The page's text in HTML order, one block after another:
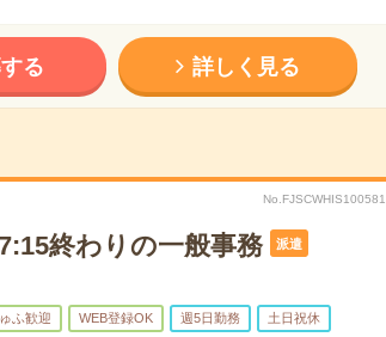
る 詳しく見る
No.FJSCWHIS100581
終わりの一般事務 派遣
ふ歓迎 WEB登録OK 週5日勤務 土日祝休